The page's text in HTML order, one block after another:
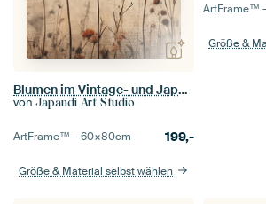
Blumen im Vintage- und Japandi-Stil
von Japandi Art Studio
ArtFrame™ –60×80cm 199,-
Größe & Material selbst wählen
ArtFrame™
Größe &